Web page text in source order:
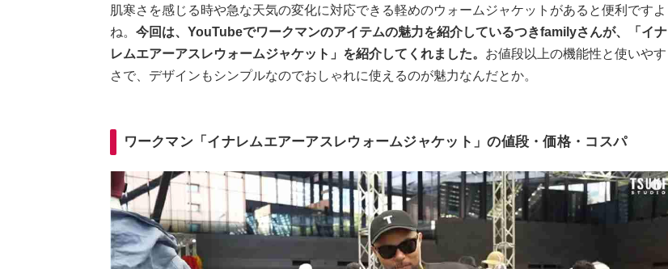
肌寒さを感じる時や急な天気の変化に対応できる軽めのウォームジャケットがあると便利ですよ
ね。 今回は、YouTubeでワークマンのアイテムの魅力を紹介しているつきfamilyさんが、「イナ
レムエアーアスレウォームジャケット」を紹介してくれました。 お値段以上の機能性と使いやす
さで、デザインもシンプルなのでおしゃれに使えるのが魅力なんだとか。
ワークマン「イナレムエアーアスレウォームジャケット」の値段・価格・コスパ